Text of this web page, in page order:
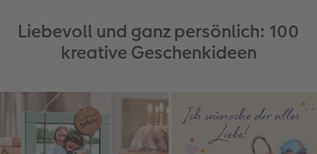
Liebevoll und ganz persönlich: 100
kreative Geschenkideen